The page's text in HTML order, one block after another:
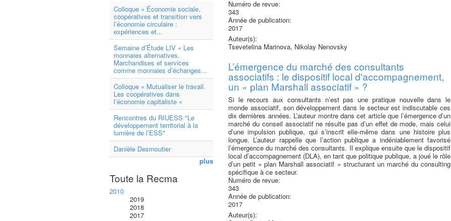
Colloque « Économie sociale,
coopératives et transition vers
l’économie circulaire :
expériences et...
Semaine d’Étude LIV « Les
monnaies alternatives.
Marchandises et services
comme monnaies d’échanges...
Colloque « Mutualiser le travail.
Les coopératives dans
l’économie capitaliste »
Rencontres du RIUESS "Le
développement territorial à la
lumière de l’ESS"
Danièle Desmoutier
plus
Toute la Recma
2010
2019
2018
2017
Numéro de revue:
343
Année de publication:
2017
Auteur(s):
Tsevetelina Marinova, Nikolay Nenovsky
L’émergence du marché des consultants
associatifs : le dispositif local d'accompagnement,
un « plan Marshall associatif » ?
Si le recours aux consultants n’est pas une pratique nouvelle dans le
monde associatif, son développement dans le secteur est indiscutable ces
dix dernières années. L’auteur montre dans cet article que l’émergence d’un
marché du conseil associatif ne résulte pas d’un effet de mode, mais celui
d’une impulsion publique, qui s’inscrit elle-même dans une histoire plus
longue. L’auteur rappelle que l’action publique a indéniablement favorisé
l’émergence du marché des consultants. Il explique ensuite que le dispositif
local d’accompagnement (DLA), en tant que politique publique, a joué le rôle
d’un petit « plan Marshall associatif » structurant un marché du consulting
spécifique à ce secteur.
Numéro de revue:
343
Année de publication:
2017
Auteur(s):